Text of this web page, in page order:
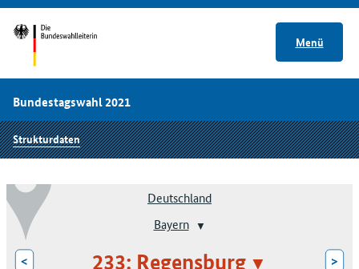
Menü
Bundestagswahl 2021
Strukturdaten
Deutschland
Bayern
< 233: Regensburg >